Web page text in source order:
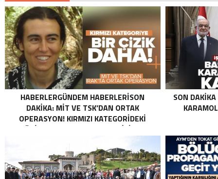
HABERLERGÜNDEM HABERLERISON
DAKIKA: MİT VE TSK’DAN ORTAK
OPERASYON! KIRMIZI KATEGORIDEKI
TERÖRIST NAZLI TAŞPINAR ETKISIZ HALE
ORTAK OPERASYON! KIRMIZI
KATEGORIDEKI TERÖRIST NAZLI
TAŞPINAR ETKISIZ HALE GETIRILDI .
SON